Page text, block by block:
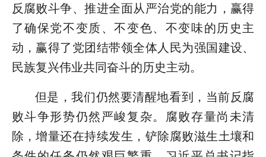
反腐败斗争、推进全面从严治党的能力，赢得
了确保党不变质、不变色、不变味的历史主
动，赢得了党团结带领全体人民为强国建设、
民族复兴伟业共同奋斗的历史主动。
但是，我们仍然要清醒地看到，当前反腐
败斗争形势仍然严峻复杂。腐败存量尚未清
除，增量还在持续发生，铲除腐败滋生土壤和